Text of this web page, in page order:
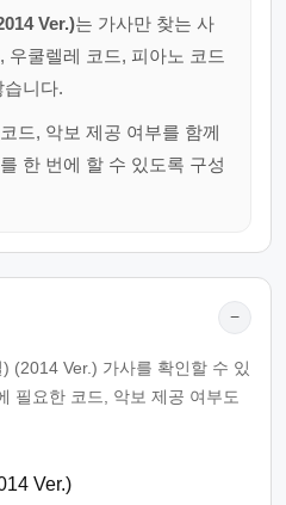
Ver.)는 가사만 찾는 사
우쿨렐레 코드, 피아노 코드
니다.
드, 악보 제공 여부를 함께
한 번에 할 수 있도록 구성
−
(2014 Ver.) 가사를 확인할 수 있
필요한 코드, 악보 제공 여부도
Ver.)